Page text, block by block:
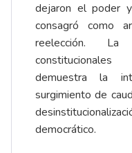
dejaron el poder
consagró como
reelección.
demuestra la
surgimiento de
democrático.